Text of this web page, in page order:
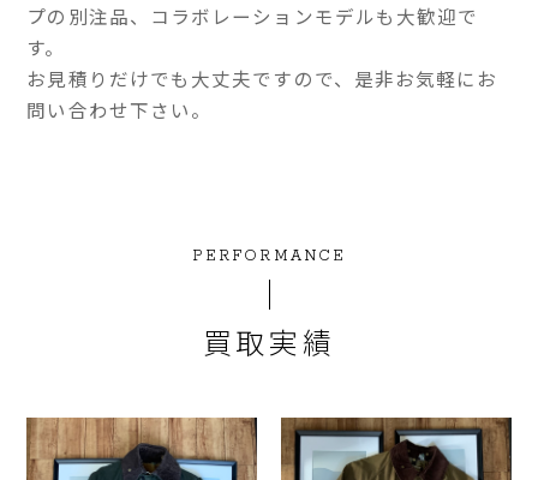
プの別注品、コラボレーションモデルも大歓迎で
す。
お見積りだけでも大丈夫ですので、是非お気軽にお
問い合わせ下さい。
PERFORMANCE
買取実績